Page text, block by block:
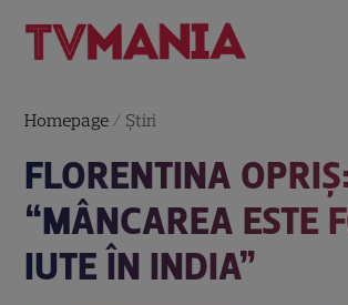
Homepage / Știri
FLORENTINA
“MÂNCAREA ESTE
IUTE ÎN INDIA”